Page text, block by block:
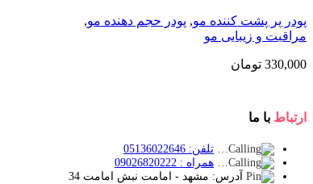
پودر پر پشت کننده مو, پودر حجم دهنده مو,
مراقبت و زیبایی مو
330,000 تومان
ارتباط با ما
تلفن: 05136022646
همراه : 09026820222
آدرس: مشهد - امامت نبش امامت 34